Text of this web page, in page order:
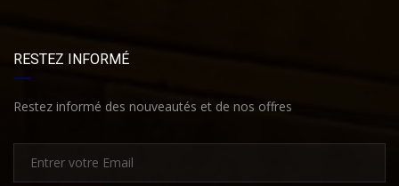
RESTEZ INFORMÉ
Restez informé des nouveautés et de nos offres